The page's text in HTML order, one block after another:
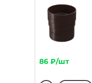
86 ₽/шт